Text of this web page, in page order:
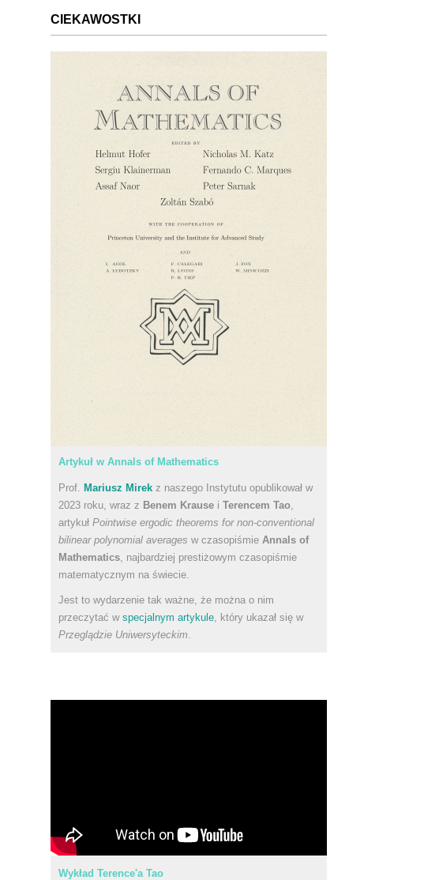
CIEKAWOSTKI
Artykuł w Annals of Mathematics
Prof. Mariusz Mirek z naszego Instytutu opublikował w
2023 roku, wraz z Benem Krause i Terencem Tao
artykuł Pointwise ergodic theorems for non-conventional
bilinear polynomial averages w czasopiśmie Annals of
Mathematics , najbardziej prestiżowym czasopiśmie
matematycznym na świecie.
Jest to wydarzenie tak ważne, że można o nim
przeczytać w specjalnym artykule, który ukazał się w
Przeglądzie Uniwersyteckim.
Wykład Terence'a Tao